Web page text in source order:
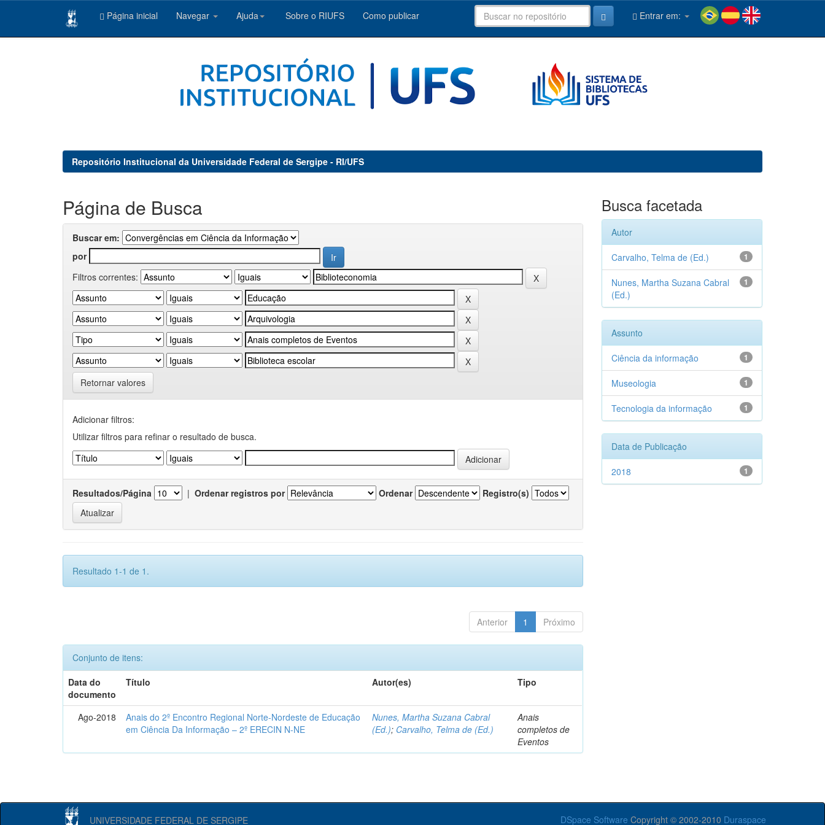
Página inicial Navegar Ajuda Sobre o RIUFS Como publicar Entrar em:
Repositório Institucional da Universidade Federal de Sergipe - RI/UFS
Página de Busca
Buscar em:
por
Filtros correntes:
Retornar valores
Adicionar filtros:
Utilizar filtros para refinar o resultado de busca.
Resultados/Página | Ordenar registros por Ordenar Registro(s)
Resultado 1-1 de 1.
Anterior 1 Próximo
Conjunto de itens:
Data do
documento
Título Autor(es) Tipo
Ago-2018
Anais do 2º Encontro Regional Norte-Nordeste de Educação
em Ciência Da Informação – 2º ERECIN N-NE
Nunes, Martha Suzana Cabral
(Ed.); Carvalho, Telma de (Ed.)
Anais
completos de
Eventos
Busca facetada
Autor
1
Carvalho, Telma de (Ed.)
1
Nunes, Martha Suzana Cabral
(Ed.)
Assunto
1
Ciência da informação
1
Museologia
1
Tecnologia da informação
Data de Publicação
1
2018
UNIVERSIDADE FEDERAL DE SERGIPE DSpace Software Copyright © 2002-2010 Duraspace